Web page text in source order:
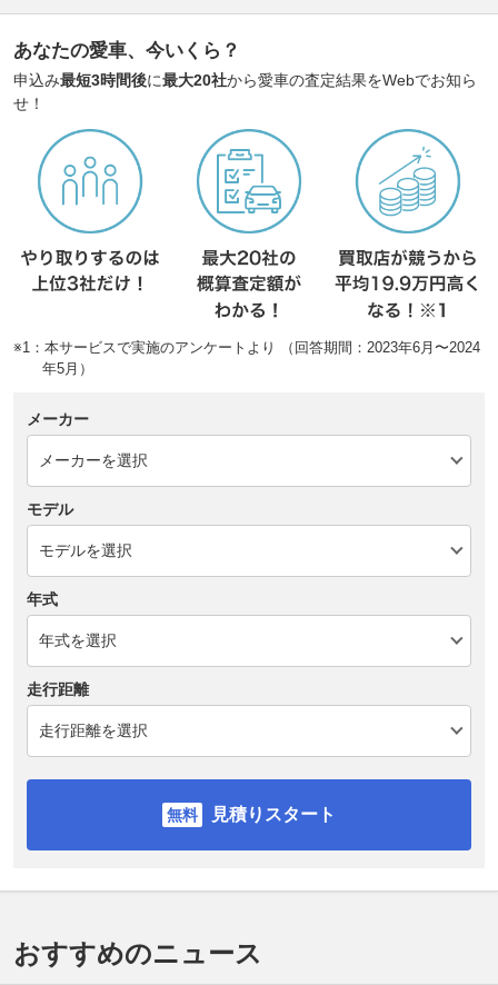
あなたの愛車、今いくら？
申込み最短3時間後に最大20社から愛車の査定結果をWebでお知ら
せ！
※1：本サービスで実施のアンケートより （回答期間：2023年6月〜2024
年5月）
メーカー
モデル
年式
走行距離
見積りスタート
おすすめのニュース